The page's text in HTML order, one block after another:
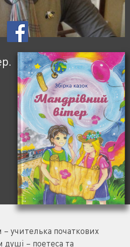
учителька початкових
душі – поетеса та